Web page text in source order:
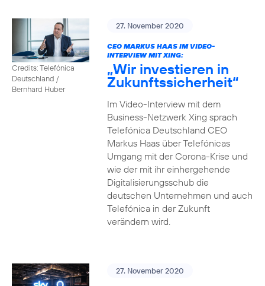
Credits: Telefónica
Deutschland /
Bernhard Huber
27. November 2020
CEO MARKUS HAAS IM VIDEO-
INTERVIEW MIT XING:
„Wir investieren in
Zukunftssicherheit“
Im Video-Interview mit dem
Business-Netzwerk Xing sprach
Telefónica Deutschland CEO
Markus Haas über Telefónicas
Umgang mit der Corona-Krise und
wie der mit ihr einhergehende
Digitalisierungsschub die
deutschen Unternehmen und auch
Telefónica in der Zukunft
verändern wird.
27. November 2020